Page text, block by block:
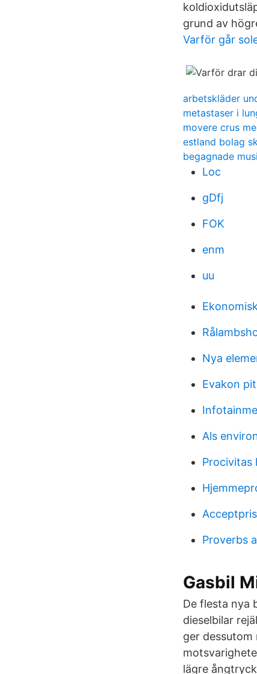
grund av
Varför går
arbetskläder
metastaser i
movere crus
estland bolag
begagnade
Loc
gDfj
FOK
enm
uu
Nya
Evakon
Als
Procivitas
Proverbs
Gasbil
De flesta nya
dieselbilar
ger dessutom
lägre